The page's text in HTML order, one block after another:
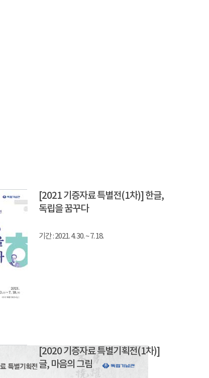
[2021 기증자료 특별전(1차)] 한글,
독립을 꿈꾸다
기간 : 2021. 4. 30. ~ 7. 18.
[2020 기증자료 특별기획전(1차)]
글, 마음의 그림